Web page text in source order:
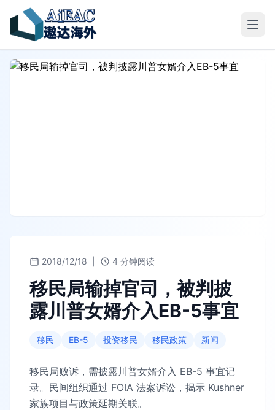
2018/12/18 4 分钟阅读
移民局输掉官司，被判披
露川普女婿介入EB-5事宜
移民 EB-5 投资移民 移民政策 新闻
移民局败诉，需披露川普女婿介入 EB-5 事宜记
录。民间组织通过 FOIA 法案诉讼，揭示 Kushner
家族项目与政策延期关联。